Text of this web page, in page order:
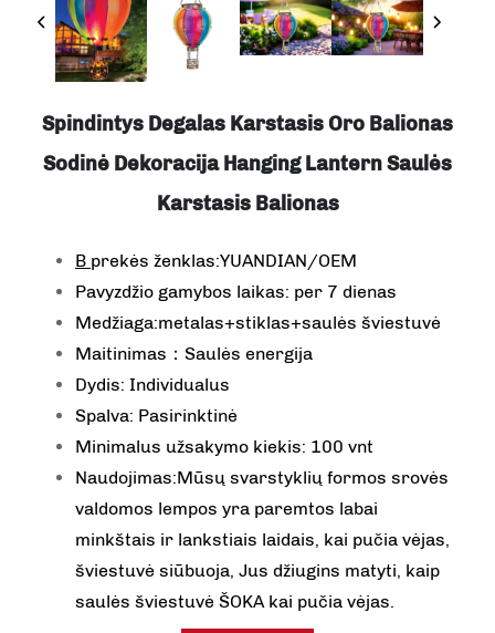
Spindintys Degalas Karstasis Oro Balionas
Sodinė Dekoracija Hanging Lantern Saulės
Karstasis Balionas
B prekės ženklas:YUANDIAN/OEM
Pavyzdžio gamybos laikas: per 7 dienas
Medžiaga:metalas+stiklas+saulės šviestuvė
Maitinimas：Saulės energija
Dydis: Individualus
Spalva: Pasirinktinė
Minimalus užsakymo kiekis: 100 vnt
Naudojimas:Mūsų svarstyklių formos srovės
valdomos lempos yra paremtos labai
minkštais ir lankstiais laidais, kai pučia vėjas,
šviestuvė siūbuoja, Jus džiugins matyti, kaip
saulės šviestuvė ŠOKA kai pučia vėjas.